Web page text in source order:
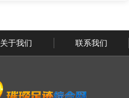
关于我们 联系我们